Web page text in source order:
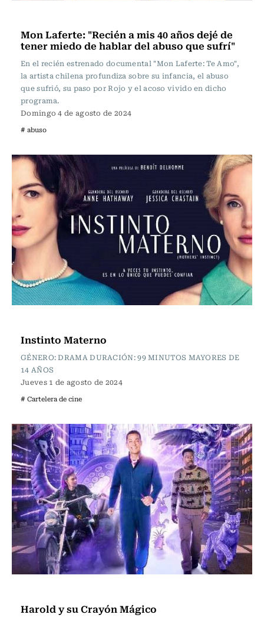
Mon Laferte: "Recién a mis 40 años dejé de
tener miedo de hablar del abuso que sufrí"
En el recién estrenado documental "Mon Laferte: Te Amo",
la artista chilena profundiza sobre su infancia, el abuso
que sufrió, su paso por Rojo y el acoso vivido en dicho
programa.
Domingo 4 de agosto de 2024
# abuso
Instinto Materno
GÉNERO: DRAMA DURACIÓN: 99 MINUTOS MAYORES DE
14 AÑOS
Jueves 1 de agosto de 2024
# Cartelera de cine
Harold y su Crayón Mágico